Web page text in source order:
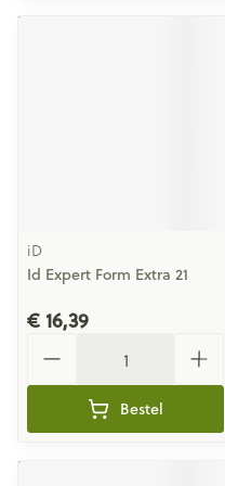
iD
Id Expert Form Extra 21
€ 16,39
Bestel